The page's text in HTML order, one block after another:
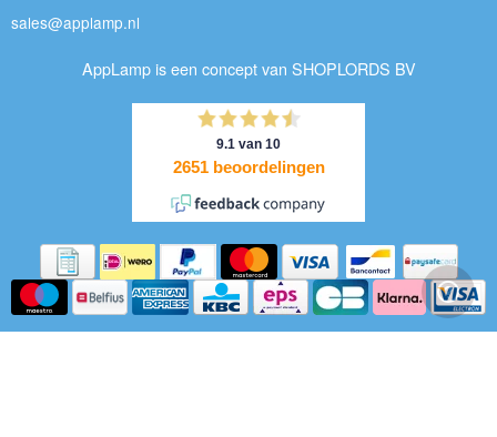
sales@applamp.nl
AppLamp is een concept van SHOPLORDS BV